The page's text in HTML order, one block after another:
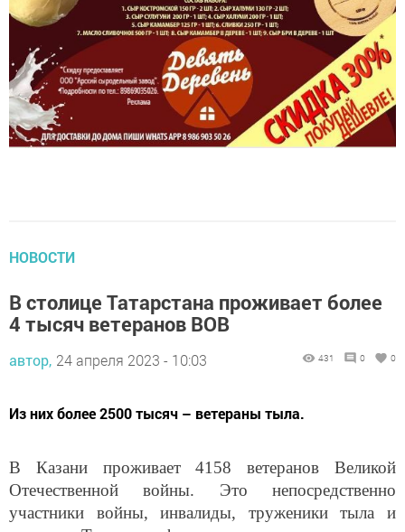
В столице Татарстана проживает более
4 тысяч ветеранов ВОВ
Отечественной войны. Это непосредственно
участники войны, инвалиды, труженики тыла и
вдовы. Такие цифры во время «делового